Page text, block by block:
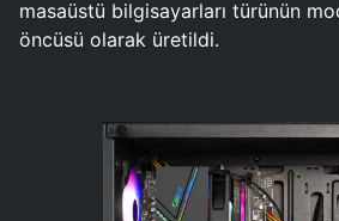
masaüstü bilgisayarları türünün
öncüsü olarak üretildi.